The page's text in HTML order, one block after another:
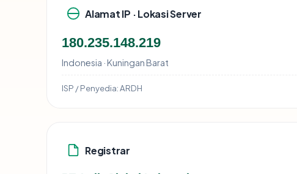
Alamat IP · Lokasi Server
180.235.148.219
Indonesia · Kuningan Barat
ISP / Penyedia:ARDH
Registrar